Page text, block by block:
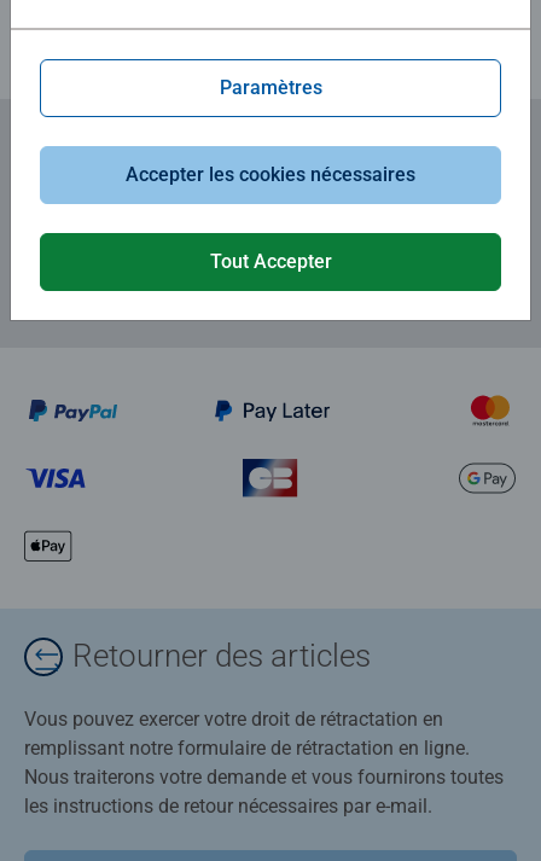
Abonnez-vous à notre newsletter
et recevez un bon d'achat de 5€.
Retourner des articles
Vous pouvez exercer votre droit de rétractation en
remplissant notre formulaire de rétractation en ligne.
Nous traiterons votre demande et vous fournirons toutes
les instructions de retour nécessaires par e-mail.
Paramètres
Accepter les cookies nécessaires
Tout Accepter